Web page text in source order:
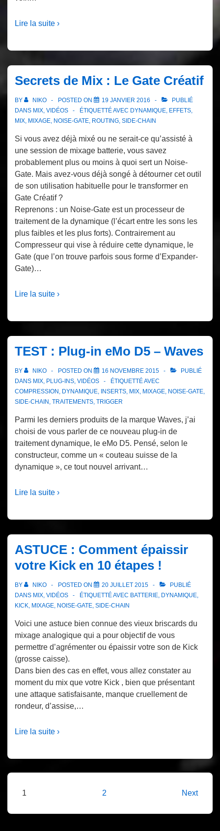
Lire la suite ›
Secrets de Mix : Le Gate Créatif
BY NIKO POSTED ON 19 JANVIER 2016
PUBLIÉ
DANS MIX, VIDÉOS ÉTIQUETTÉ AVEC DYNAMIQUE, EFFETS,
MIX, MIXAGE, NOISE-GATE, ROUTING, SIDE-CHAIN
Si vous avez déjà mixé ou ne serait-ce qu’assisté à
une session de mixage batterie, vous savez
probablement plus ou moins à quoi sert un Noise-
Gate. Mais avez-vous déjà songé à détourner cet outil
de son utilisation habituelle pour le transformer en
Gate Créatif ?
Reprenons : un Noise-Gate est un processeur de
traitement de la dynamique (l’écart entre les sons les
plus faibles et les plus forts). Contrairement au
Compresseur qui vise à réduire cette dynamique, le
Gate (que l’on trouve parfois sous forme d’Expander-
Gate)…
Lire la suite ›
TEST : Plug-in eMo D5 – Waves
BY NIKO POSTED ON 16 NOVEMBRE 2015
PUBLIÉ
DANS MIX, PLUG-INS, VIDÉOS
ÉTIQUETTÉ AVEC
COMPRESSION , DYNAMIQUE, INSERTS, MIX, MIXAGE, NOISE-GATE,
SIDE-CHAIN , TRAITEMENTS, TRIGGER
Parmi les derniers produits de la marque Waves, j’ai
choisi de vous parler de ce nouveau plug-in de
traitement dynamique, le eMo D5. Pensé, selon le
constructeur, comme un « couteau suisse de la
dynamique », ce tout nouvel arrivant…
Lire la suite ›
ASTUCE : Comment épaissir
votre Kick en 10 étapes !
BY NIKO POSTED ON 20 JUILLET 2015
PUBLIÉ
DANS MIX, VIDÉOS ÉTIQUETTÉ AVEC BATTERIE, DYNAMIQUE,
KICK, MIXAGE, NOISE-GATE, SIDE-CHAIN
Voici une astuce bien connue des vieux briscards du
mixage analogique qui a pour objectif de vous
permettre d’agrémenter ou épaissir votre son de Kick
(grosse caisse).
Dans bien des cas en effet, vous allez constater au
moment du mix que votre Kick , bien que présentant
une attaque satisfaisante, manque cruellement de
rondeur, d’assise,…
Lire la suite ›
Pagination
des
1 2 Next